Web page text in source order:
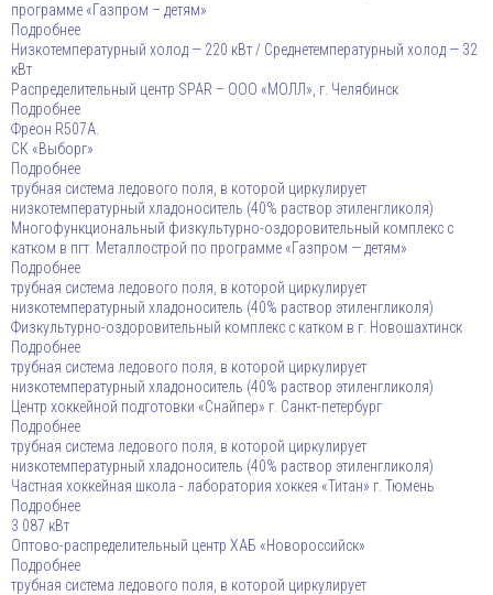
программе «Газпром – детям»
Подробнее
Низкотемпературный холод — 220 кВт / Среднетемпературный холод — 32
кВт
Распределительный центр SPAR – ООО «МОЛЛ», г. Челябинcк
Подробнее
Фреон R507A.
СК «Выборг»
Подробнее
трубная система ледового поля, в которой циркулирует
низкотемпературный хладоноситель (40% раствор этиленгликоля)
Многофункциональный физкультурно-оздоровительный комплекс с
катком в пгт. Металлострой по программе «Газпром — детям»
Подробнее
трубная система ледового поля, в которой циркулирует
низкотемпературный хладоноситель (40% раствор этиленгликоля)
Физкультурно-оздоровительный комплекс с катком в г. Новошахтинск
Подробнее
трубная система ледового поля, в которой циркулирует
низкотемпературный хладоноситель (40% раствор этиленгликоля)
Центр хоккейной подготовки «Снайпер» г. Санкт-петербург
Подробнее
трубная система ледового поля, в которой циркулирует
низкотемпературный хладоноситель (40% раствор этиленгликоля)
Частная хоккейная школа - лаборатория хоккея «Титан» г. Тюмень
Подробнее
3 087 кВт
Оптово-распределительный центр ХАБ «Новороссийск»
Подробнее
трубная система ледового поля, в которой циркулирует